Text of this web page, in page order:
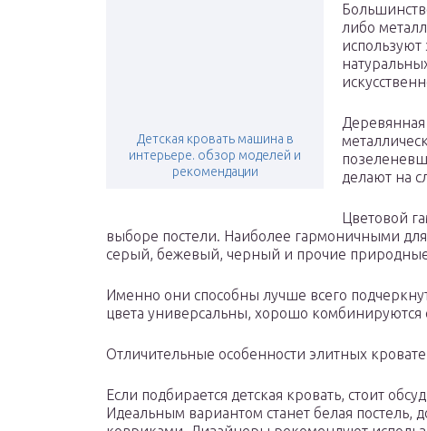
Детская кровать машина в
интерьере. обзор моделей и
рекомендации
либо
используют
делают на
Цветовой
выборе постели. Наиболее гармоничными
серый, бежевый, черный и прочие
Именно они способны лучше всего
цвета универсальны, хорошо комбинируются
Отличительные особенности элитных
Если подбирается детская кровать, стоит
Идеальным вариантом станет белая